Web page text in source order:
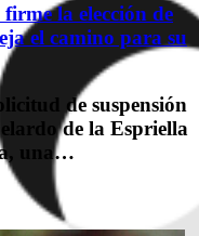
la elección de
el camino para su
de suspensión
de la Espriella
una…